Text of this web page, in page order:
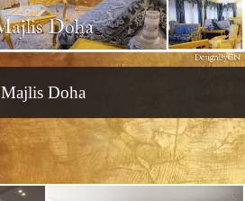
Majlis Doha